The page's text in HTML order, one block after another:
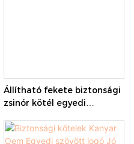
Állítható fekete biztonsági
zsinór kötél egyedi
igazolványtartóval